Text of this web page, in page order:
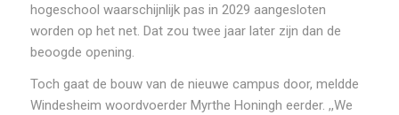
hogeschool waarschijnlijk pas in 2029 aangesloten
worden op het net. Dat zou twee jaar later zijn dan de
beoogde opening.
Toch gaat de bouw van de nieuwe campus door, meldde
Windesheim woordvoerder Myrthe Honingh eerder. ,,We